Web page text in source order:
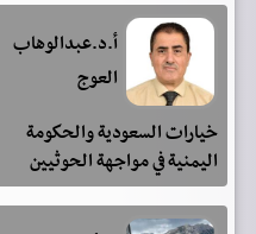
أ.د.عبدالوهاب
العوج
خيارات السعودية والحكومة
اليمنية في مواجهة الحوثيين